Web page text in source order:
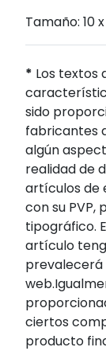
Tamaño: 10
* Los textos
sido
fabricantes
algún
realidad de
artículos de
con su
tipográfico.
artículo
prevalecerá
ciertos
producto